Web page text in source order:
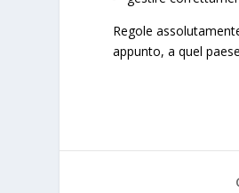
Regole
appunto, a quel